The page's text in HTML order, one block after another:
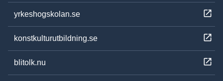
yrkeshogskolan.se
konstkulturutbildning.se
blitolk.nu